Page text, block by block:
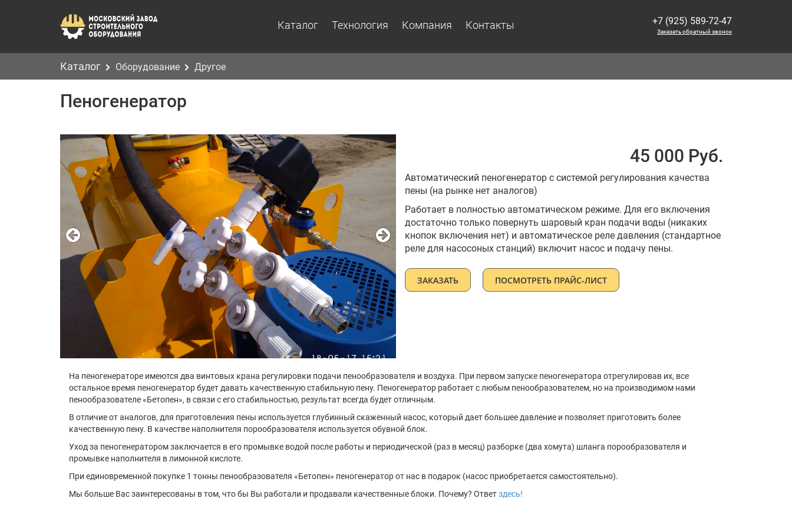
Каталог Технология Компания Контакты +7 (925) 589-72-47
Заказать обратный звонок
Каталог Оборудование Другое
Пеногенератор
45 000 Руб.
Автоматический пеногенератор с системой регулирования качества
пены (на рынке нет аналогов)
Работает в полностью автоматическом режиме. Для его включения
достаточно только повернуть шаровый кран подачи воды (никаких
кнопок включения нет) и автоматическое реле давления (стандартное
реле для насосоных станций) включит насос и подачу пены.
ЗАКАЗАТЬ ПОСМОТРЕТЬ ПРАЙС-ЛИСТ
На пеногенераторе имеются два винтовых крана регулировки подачи пенообразователя и воздуха. При первом запуске пеногенератора отрегулировав их, все
остальное время пеногенератор будет давать качественную стабильную пену. Пеногенератор работает с любым пенообразователем, но на производимом нами
пенообразователе «Бетопен», в связи с его стабильностью, результат всегда будет отличным.
В отличие от аналогов, для приготовления пены используется глубинный скаженный насос, который дает большее давление и позволяет приготовить более
качественную пену. В качестве наполнителя порообразователя используется обувной блок.
Уход за пеногенератором заключается в его промывке водой после работы и периодической (раз в месяц) разборке (два хомута) шланга порообразователя и
промывке наполнителя в лимонной кислоте.
При единовременной покупке 1 тонны пенообразователя «Бетопен» пеногенератор от нас в подарок (насос приобретается самостоятельно).
Мы больше Вас заинтересованы в том, что бы Вы работали и продавали качественные блоки. Почему? Ответздесь!